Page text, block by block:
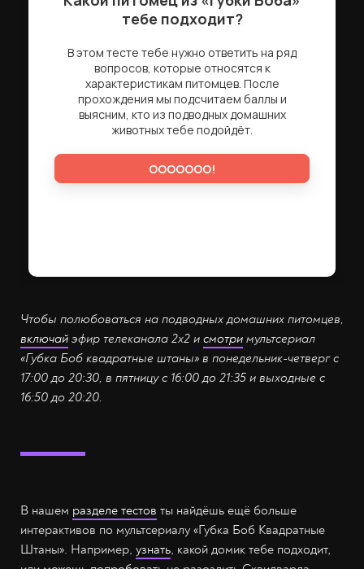
Чтобы полюбоваться на подводных домашних питомцев,
включай эфир телеканала 2х2 и смотри мультсериал
«Губка Боб квадратные штаны» в понедельник-четверг с
17:00 до 20:30, в пятницу с 16:00 до 21:35 и выходные с
16:50 до 20:20.
В нашем разделе тестов ты найдёшь ещё больше
интерактивов по мультсериалу «Губка Боб Квадратные
Штаны». Например, узнать, какой домик тебе подходит,